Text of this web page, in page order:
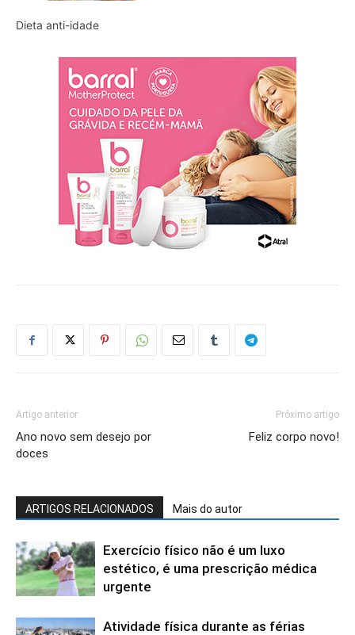
Dieta anti-idade
Artigo anterior
Ano novo sem desejo por
doces
Próximo artigo
Feliz corpo novo!
ARTIGOS RELACIONADOS Mais do autor
Exercício físico não é um luxo
estético, é uma prescrição médica
urgente
Atividade física durante as férias